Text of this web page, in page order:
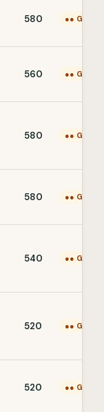
580 ●● Gemid.
560 ●● Gemid.
580 ●● Gemid.
580 ●● Gemid.
540 ●● Gemid.
520 ●● Gemid.
520 ●● Gemid.